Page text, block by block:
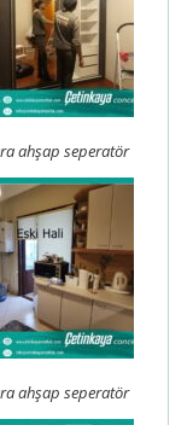
ahşap seperatör
ahşap seperatör